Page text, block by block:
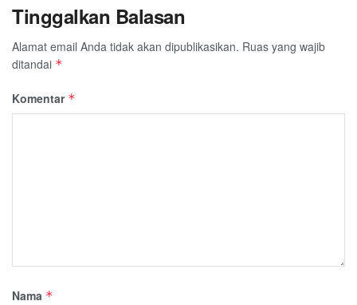
Tinggalkan Balasan
Alamat email Anda tidak akan dipublikasikan. Ruas yang wajib
ditandai *
Komentar *
Nama *